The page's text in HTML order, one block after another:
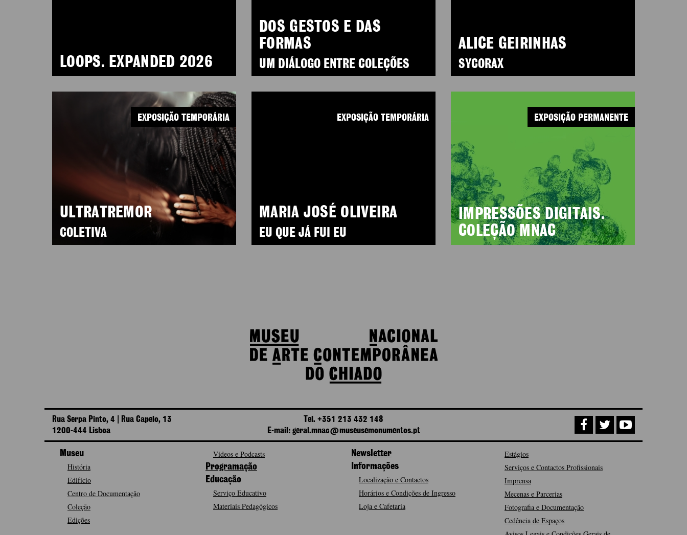
LOOPS. EXPANDED 2026
DOS GESTOS E DAS
FORMAS
UM DIÁLOGO ENTRE COLEÇÕES
ALICE GEIRINHAS
SYCORAX
ULTRATREMOR
COLETIVA
EXPOSIÇÃO TEMPORÁRIA
MARIA JOSÉ OLIVEIRA
EU QUE JÁ FUI EU
EXPOSIÇÃO TEMPORÁRIA
IMPRESSÕES DIGITAIS.
COLEÇÃO MNAC
EXPOSIÇÃO PERMANENTE
Rua Serpa Pinto, 4 | Rua Capelo, 13
1200-444 Lisboa
Tel. +351 213 432 148
E-mail: geral.mnac@museusemonumentos.pt
Museu
História
Edifício
Centro de Documentação
Coleção
Edições
Vídeos e Podcasts
Programação
Educação
Serviço Educativo
Materiais Pedagógicos
Newsletter
Informações
Localização e Contactos
Horários e Condições de Ingresso
Loja e Cafetaria
Estágios
Serviços e Contactos Profissionais
Imprensa
Mecenas e Parcerias
Fotografia e Documentação
Cedência de Espaços